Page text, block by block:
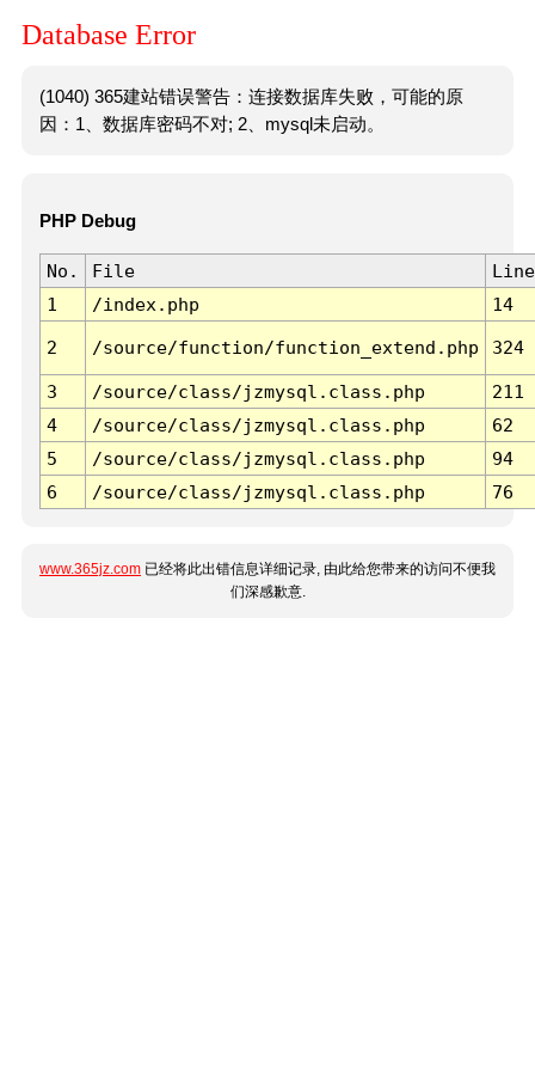
Database Error
(1040) 365建站错误警告：连接数据库失败，可能的原
因：1、数据库密码不对; 2、mysql未启动。
PHP Debug
No. File
Line
1
/index.php 14
2 /source/function/function_extend.php 324
3 /source/class/jzmysql.class.php
211
4
/source/class/jzmysql.class.php
62
5
/source/class/jzmysql.class.php
94
6
/source/class/jzmysql.class.php 76
www.365jz.com 已经将此出错信息详细记录, 由此给您带来的访问不便我
们深感歉意.